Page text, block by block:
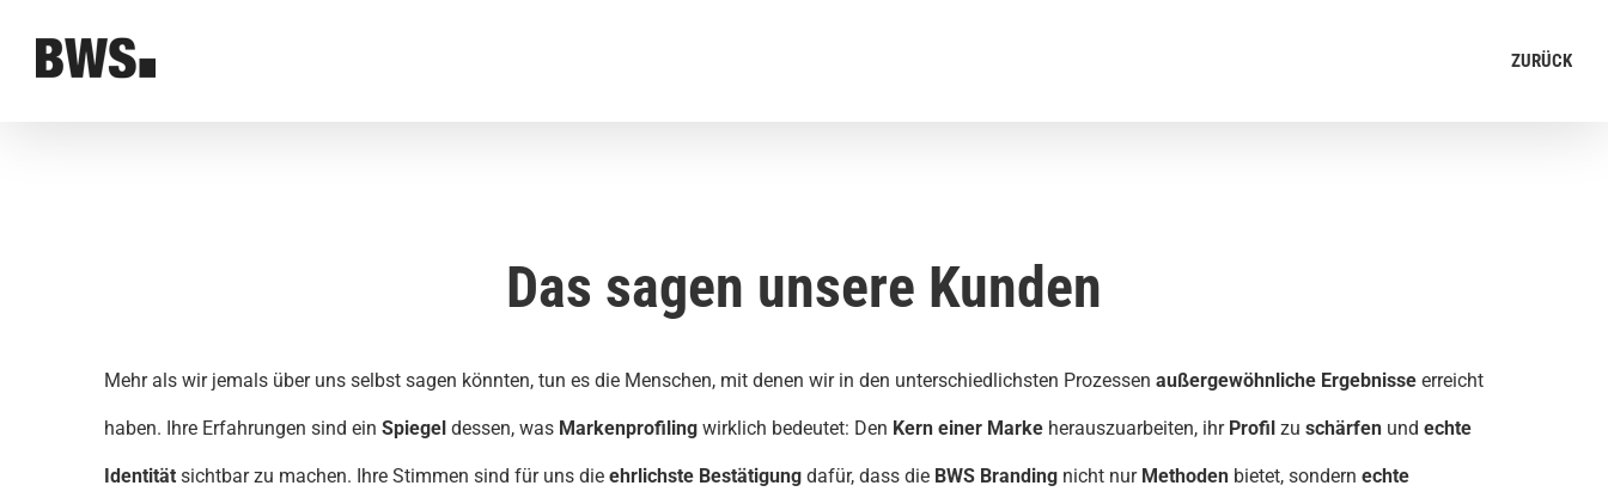
Inhalt ZURÜCK
Das sagen unsere Kunden
Mehr als wir jemals über uns selbst sagen könnten, tun es die Menschen, mit denen wir in den unterschiedlichsten Prozessen außergewöhnliche Ergebnisse erreicht
haben. Ihre Erfahrungen sind ein Spiegel dessen, was Markenprofiling wirklich bedeutet: Den Kern einer Marke herauszuarbeiten, ihr Profil zu schärfen und echte
Identität sichtbar zu machen. Ihre Stimmen sind für uns die ehrlichste Bestätigung dafür, dass die BWS Branding nicht nur Methoden bietet, sondern echte